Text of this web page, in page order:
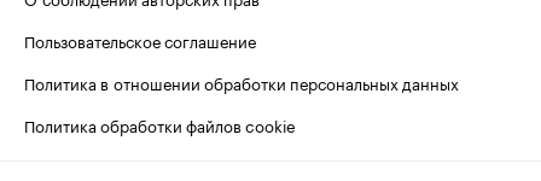
Пользовательское соглашение
Политика в отношении обработки персональных данных
Политика обработки файлов cookie